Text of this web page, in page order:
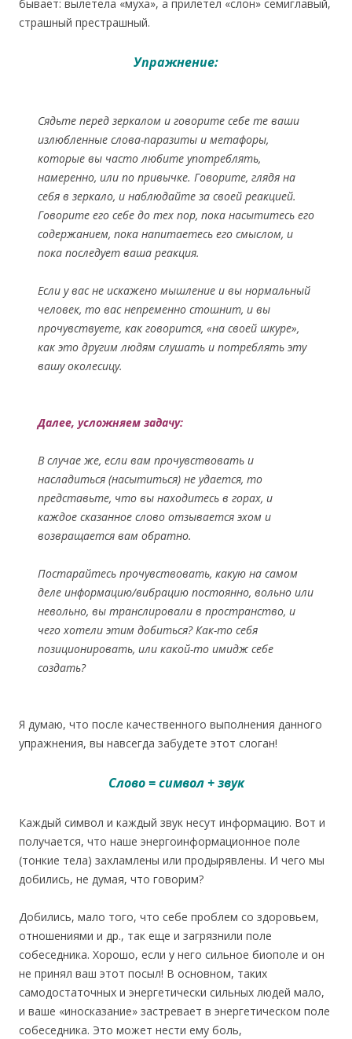
бывает: вылетела «муха», а прилетел «слон» семиглавый,
страшный престрашный.
Упражнение:
Сядьте перед зеркалом и говорите себе те ваши
излюбленные слова-паразиты и метафоры,
которые вы часто любите употреблять,
намеренно, или по привычке. Говорите, глядя на
себя в зеркало, и наблюдайте за своей реакцией.
Говорите его себе до тех пор, пока насытитесь его
содержанием, пока напитаетесь его смыслом, и
пока последует ваша реакция.
Если у вас не искажено мышление и вы нормальный
человек, то вас непременно стошнит, и вы
прочувствуете, как говорится, «на своей шкуре»,
как это другим людям слушать и потреблять эту
вашу околесицу.
Далее, усложняем задачу:
В случае же, если вам прочувствовать и
насладиться (насытиться) не удается, то
представьте, что вы находитесь в горах, и
каждое сказанное слово отзывается эхом и
возвращается вам обратно.
Постарайтесь прочувствовать, какую на самом
деле информацию/вибрацию постоянно, вольно или
невольно, вы транслировали в пространство, и
чего хотели этим добиться? Как-то себя
позиционировать, или какой-то имидж себе
создать?
Я думаю, что после качественного выполнения данного
упражнения, вы навсегда забудете этот слоган!
Слово = символ + звук
Каждый символ и каждый звук несут информацию. Вот и
получается, что наше энергоинформационное поле
(тонкие тела) захламлены или продырявлены. И чего мы
добились, не думая, что говорим?
Добились, мало того, что себе проблем со здоровьем,
отношениями и др., так еще и загрязнили поле
собеседника. Хорошо, если у него сильное биополе и он
не принял ваш этот посыл! В основном, таких
самодостаточных и энергетически сильных людей мало,
и ваше «иносказание» застревает в энергетическом поле
собеседника. Это может нести ему боль,